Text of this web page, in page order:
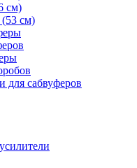
см)
см)
для сабвуферов